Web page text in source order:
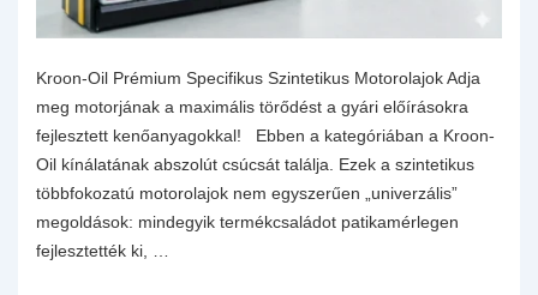
Kroon-Oil Prémium Specifikus Szintetikus Motorolajok Adja
meg motorjának a maximális törődést a gyári előírásokra
fejlesztett kenőanyagokkal! Ebben a kategóriában a Kroon-
Oil kínálatának abszolút csúcsát találja. Ezek a szintetikus
többfokozatú motorolajok nem egyszerűen „univerzális”
megoldások: mindegyik termékcsaládot patikamérlegen
fejlesztették ki, …